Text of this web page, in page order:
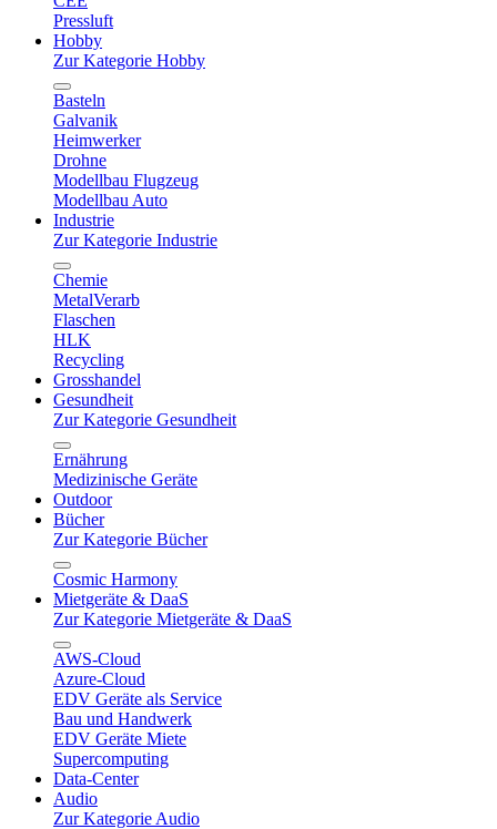
Pressluft
Hobby
Zur Kategorie Hobby
Basteln
Galvanik
Heimwerker
Drohne
Modellbau Flugzeug
Modellbau Auto
Industrie
Zur Kategorie Industrie
Chemie
MetalVerarb
Flaschen
HLK
Recycling
Grosshandel
Gesundheit
Zur Kategorie Gesundheit
Ernährung
Medizinische Geräte
Outdoor
Bücher
Zur Kategorie Bücher
Cosmic Harmony
Mietgeräte & DaaS
Zur Kategorie Mietgeräte & DaaS
AWS-Cloud
Azure-Cloud
EDV Geräte als Service
Bau und Handwerk
EDV Geräte Miete
Supercomputing
Data-Center
Audio
Zur Kategorie Audio